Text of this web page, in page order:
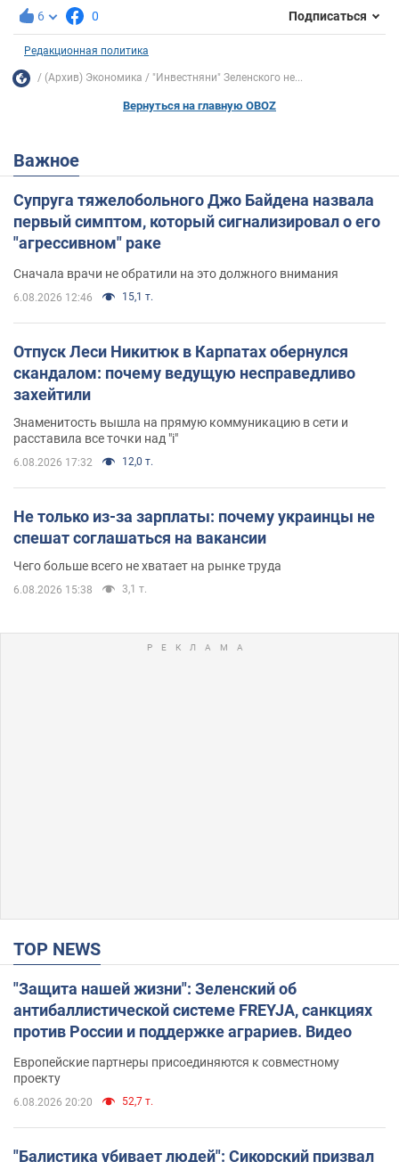
6 0 Подписаться
Редакционная политика
(Архив) Экономика "Инвестняни" Зеленского не...
Вернуться на главную OBOZ
Важное
Супруга тяжелобольного Джо Байдена назвала
первый симптом, который сигнализировал о его
"агрессивном" раке
Сначала врачи не обратили на это должного внимания
6.08.2026 12:46 15,1 т.
Отпуск Леси Никитюк в Карпатах обернулся
скандалом: почему ведущую несправедливо
захейтили
Знаменитость вышла на прямую коммуникацию в сети и
расставила все точки над "i"
6.08.2026 17:32 12,0 т.
Не только из-за зарплаты: почему украинцы не
спешат соглашаться на вакансии
Чего больше всего не хватает на рынке труда
6.08.2026 15:38 3,1 т.
TOP NEWS
"Защита нашей жизни": Зеленский об
антибаллистической системе FREYJA, санкциях
против России и поддержке аграриев. Видео
Европейские партнеры присоединяются к совместному
проекту
6.08.2026 20:20 52,7 т.
"Балистика убивает людей": Сикорский призвал